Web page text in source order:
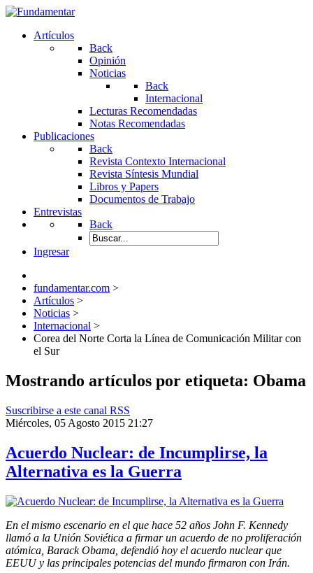
Artículos
Back
Opinión
Noticias
Back
Internacional
Lecturas Recomendadas
Notas Recomendadas
Publicaciones
Back
Revista Contexto Internacional
Revista Síntesis Mundial
Libros y Papers
Documentos de Trabajo
Entrevistas
Back
Ingresar
fundamentar.com >
Artículos >
Noticias >
Internacional >
Corea del Norte Corta la Línea de Comunicación Militar con
el Sur
Mostrando artículos por etiqueta: Obama
Suscribirse a este canal RSS
Miércoles, 05 Agosto 2015 21:27
Acuerdo Nuclear: de Incumplirse, la
Alternativa es la Guerra
En el mismo escenario en el que hace 52 años John F. Kennedy
llamó a la Unión Soviética a firmar un acuerdo de no proliferación
atómica, Barack Obama, defendió hoy el acuerdo nuclear que
EEUU y las principales potencias del mundo firmaron con Irán.